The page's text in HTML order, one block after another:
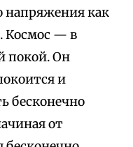
напряжения как
Космос — в
покой. Он
и
бесконечно
от